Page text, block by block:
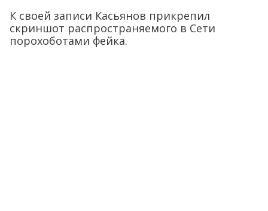
К своей записи Касьянов прикрепил
скриншот распространяемого в Сети
порохоботами фейка.